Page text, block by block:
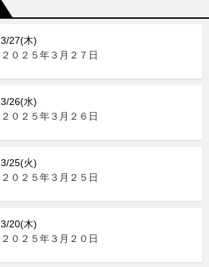
3/27(木)
２０２５年３月２７日
3/26(水)
２０２５年３月２６日
3/25(火)
２０２５年３月２５日
3/20(木)
２０２５年３月２０日